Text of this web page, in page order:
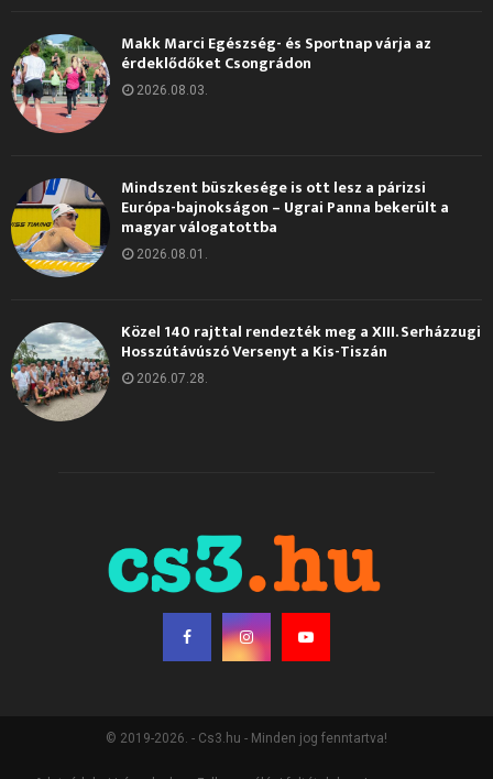
Makk Marci Egészség- és Sportnap várja az
érdeklődőket Csongrádon
2026.08.03.
Mindszent büszkesége is ott lesz a párizsi
Európa-bajnokságon – Ugrai Panna bekerült a
magyar válogatottba
2026.08.01.
Közel 140 rajttal rendezték meg a XIII. Serházzugi
Hosszútávúszó Versenyt a Kis-Tiszán
2026.07.28.
© 2019-2026. - Cs3.hu - Minden jog fenntartva!